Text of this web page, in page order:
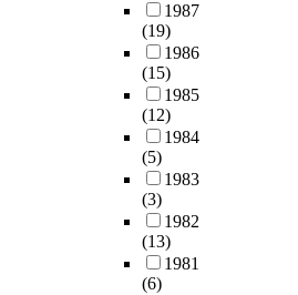
1987
(19)
1986
(15)
1985
(12)
1984
(5)
1983
(3)
1982
(13)
1981
(6)